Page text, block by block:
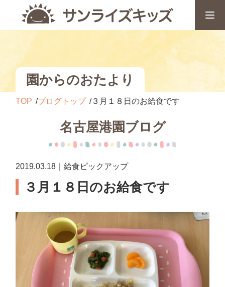
園からのおたより
TOP ブログトップ ３月１８日のお給食です
名古屋港園ブログ
2019.03.18｜給食ピックアップ
３月１８日のお給食です